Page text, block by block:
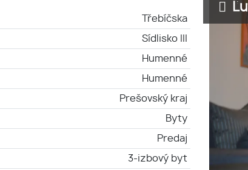
Třebíčska
Sídlisko III
Humenné
Humenné
Prešovský kraj
Byty
Predaj
3-izbový byt